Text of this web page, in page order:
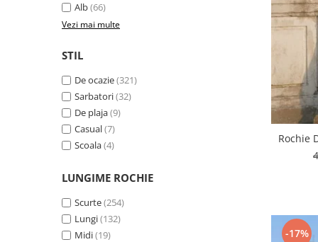
Alb(66)
Vezi mai multe
STIL
De ocazie(321)
Sarbatori(32)
De plaja(9)
Casual(7)
Scoala(4)
LUNGIME ROCHIE
Scurte(254)
Lungi(132)
Midi(19)
Rochie
-17%